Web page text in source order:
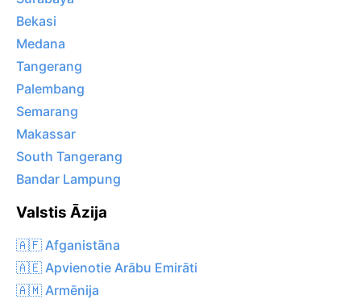
Bekasi
Medana
Tangerang
Palembang
Semarang
Makassar
South Tangerang
Bandar Lampung
Valstis Āzija
🇦🇫 Afganistāna
🇦🇪 Apvienotie Arābu Emirāti
🇦🇲 Armēnija